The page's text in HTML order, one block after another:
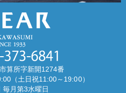
算所字新開1274番
（土日祝11:00～19:00）
毎月第3水曜日